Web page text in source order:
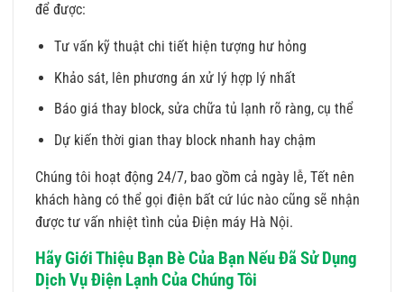
để được:
Tư vấn kỹ thuật chi tiết hiện tượng hư hỏng
Khảo sát, lên phương án xử lý hợp lý nhất
Báo giá thay block, sửa chữa tủ lạnh rõ ràng, cụ thể
Dự kiến thời gian thay block nhanh hay chậm
Chúng tôi hoạt động 24/7, bao gồm cả ngày lễ, Tết nên
khách hàng có thể gọi điện bất cứ lúc nào cũng sẽ nhận
được tư vấn nhiệt tình của Điện máy Hà Nội.
Hãy Giới Thiệu Bạn Bè Của Bạn Nếu Đã Sử Dụng
Dịch Vụ Điện Lạnh Của Chúng Tôi